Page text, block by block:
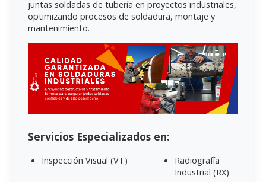
juntas soldadas de tubería en proyectos industriales,
optimizando procesos de soldadura, montaje y
mantenimiento.
Servicios Especializados en:
Inspección Visual (VT)
Radiografía
Industrial (RX)